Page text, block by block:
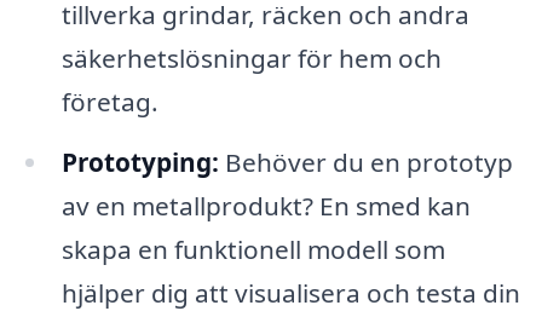
tillverka grindar, räcken och andra
säkerhetslösningar för hem och
företag.
Prototyping: Behöver du en prototyp
av en metallprodukt? En smed kan
skapa en funktionell modell som
hjälper dig att visualisera och testa din